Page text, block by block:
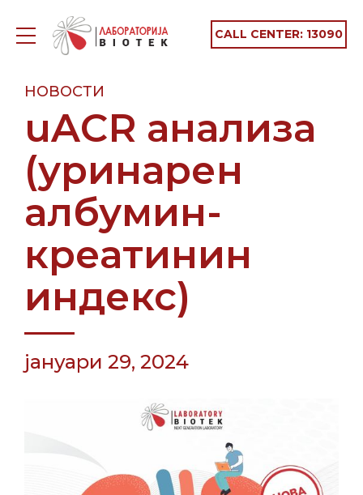
CALL CENTER: 13090
НОВОСТИ
uACR анализа
(уринарен
албумин-
креатинин
индекс)
јануари 29, 2024